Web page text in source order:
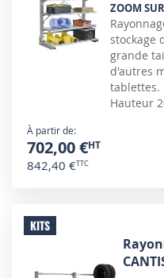
ZOOM SUR
stockage
grande
d'autres
tablettes.
Hauteur
À partir de
702,00 €
842,40 €
KITS